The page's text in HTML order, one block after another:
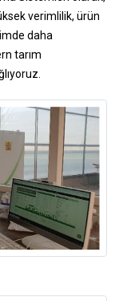
verimlilik, ürün
daha
tarım